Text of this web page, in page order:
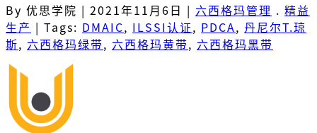
By 优思学院 | 2021年11月6日 | 六西格玛管理 . 精益
生产 | Tags: DMAIC, ILSSI认证, PDCA, 丹尼尔T.琼
斯, 六西格玛绿带, 六西格玛黄带, 六西格玛黑带